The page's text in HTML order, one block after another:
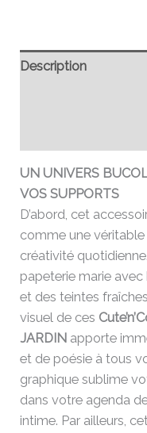
Description
UN UNIVERS
VOS SUPPORTS
D’abord, cet
comme une
créativité
papeterie marie
et des teintes
visuel de ces
JARDIN apporte
et de poésie à tous
graphique sublime
dans votre agenda
intime. Par ailleurs,